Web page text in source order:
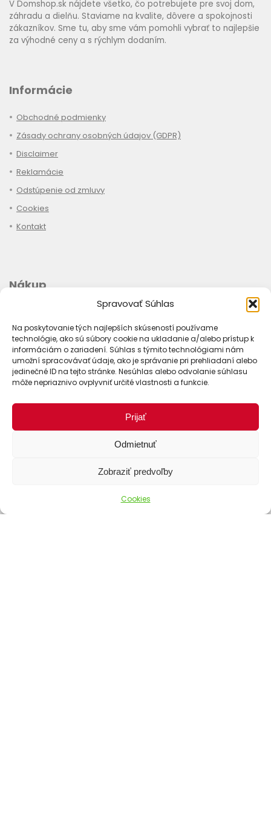
Spravovať Súhlas
Na poskytovanie tých najlepších skúseností používame
technológie, ako sú súbory cookie na ukladanie a/alebo prístup k
informáciám o zariadení. Súhlas s týmito technológiami nám
umožní spracovávať údaje, ako je správanie pri prehliadaní alebo
jedinečné ID na tejto stránke. Nesúhlas alebo odvolanie súhlasu
môže nepriaznivo ovplyvniť určité vlastnosti a funkcie.
Prijať
Odmietnuť
Zobraziť predvoľby
Cookies
V Domshop.sk nájdete všetko, čo potrebujete pre svoj dom,
záhradu a dielňu. Staviame na kvalite, dôvere a spokojnosti
zákazníkov. Sme tu, aby sme vám pomohli vybrať to najlepšie
za výhodné ceny a s rýchlym dodaním.
Informácie
Obchodné podmienky
Zásady ochrany osobných údajov (GDPR)
Disclaimer
Reklamácie
Odstúpenie od zmluvy
Cookies
Kontakt
Nákup
Doprava
Platba
Stav objednávky